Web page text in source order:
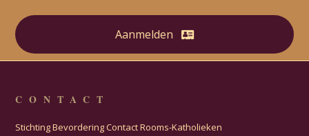
Aanmelden
CONTACT
Stichting Bevordering Contact Rooms-Katholieken